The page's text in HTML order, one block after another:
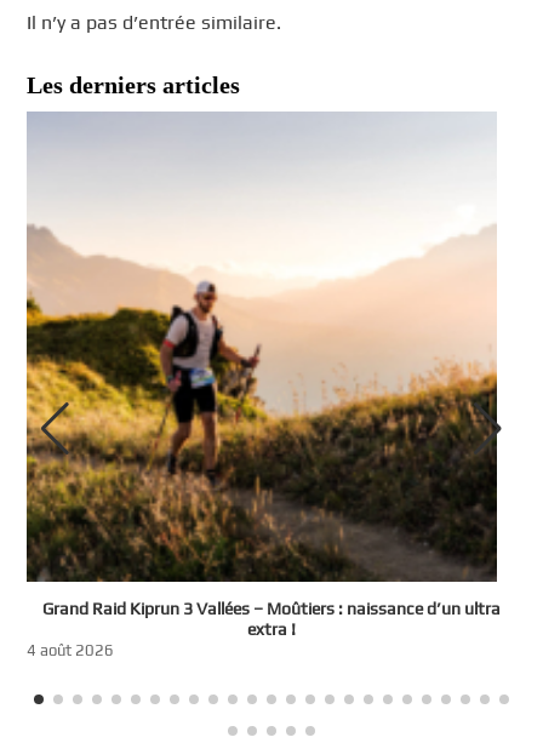
Il n’y a pas d’entrée similaire.
Les derniers articles
Grand Raid Kiprun 3 Vallées – Moûtiers : naissance d’un ultra
extra !
4 août 2026